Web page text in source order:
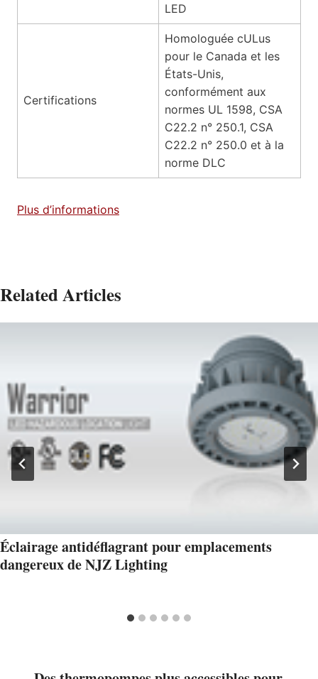
LED
Certifications
Homologuée cULus
pour le Canada et les
États-Unis,
conformément aux
normes UL 1598, CSA
C22.2 n° 250.1, CSA
C22.2 n° 250.0 et à la
norme DLC
Plus d’informations
Related Articles
Éclairage antidéflagrant pour emplacements
dangereux de NJZ Lighting